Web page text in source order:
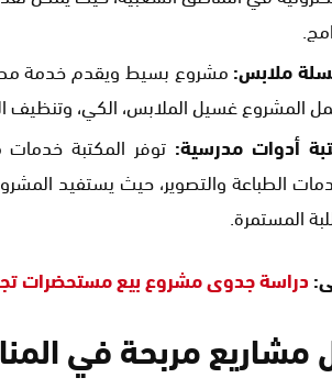
ملابس:مشروع بسيط ويقدم خدمة
المشروع غسيل الملابس، الكي، وتنظيف
أدوات مدرسية: توفر المكتبة خدمات
الطباعة والتصوير، حيث يستفيد
المستمرة.
دراسة جدوى مشروع بيع مستحضرات
مشاريع مربحة في